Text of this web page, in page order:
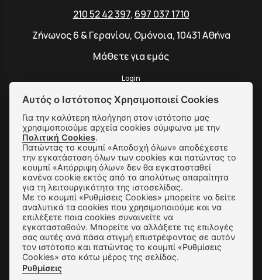
210 52 42 397, 697 037 1710
Ζήνωνος 6 & Γερανίου, Ομόνοια, 10431 Αθήνα
Μάθετε για εμάς
Login
SUBSCRIBE
Αποστολές & Αλλαγές
Τρόποι Παραγγελίας & Πληρωμής
Όροι Χρήσης & Ασφάλεια
Πολιτική Απορρήτου
Ρυθμίσεις Cookies
Αυτός ο Ιστότοπος Χρησιμοποιεί Cookies
Για την καλύτερη πλοήγηση στον ιστότοπο μας
χρησιμοποιούμε αρχεία cookies σύμφωνα με την
Πολιτική Cookies.
Πατώντας το κουμπί «Αποδοχή όλων» αποδέχεστε
την εγκατάσταση όλων των cookies και πατώντας το
κουμπί «Απόρριψη όλων» δεν θα εγκατασταθεί
κανένα cookie εκτός από τα απολύτως απαραίτητα
για τη λειτουργικότητα της ιστοσελίδας.
Με το κουμπί «Ρυθμίσεις Cookies» μπορείτε να δείτε
αναλυτικά τα cookies που χρησιμοποιούμε και να
επιλέξετε ποια cookies συναινείτε να
εγκατασταθούν. Μπορείτε να αλλάξετε τις επιλογές
σας αυτές ανά πάσα στιγμή επιστρέφοντας σε αυτόν
τον ιστότοπο και πατώντας το κουμπί «Ρυθμίσεις
Cookies» στο κάτω μέρος της σελίδας.
Ρυθμίσεις